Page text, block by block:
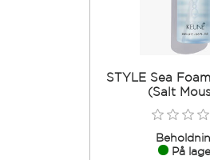
STYLE Sea
(Salt
På